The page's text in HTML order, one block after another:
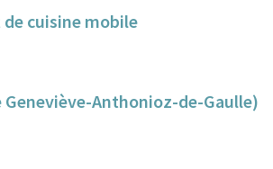
cuisine mobile
Geneviève-Anthonioz-de-Gaulle)